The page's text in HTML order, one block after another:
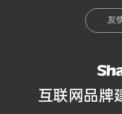
友
互联网品牌